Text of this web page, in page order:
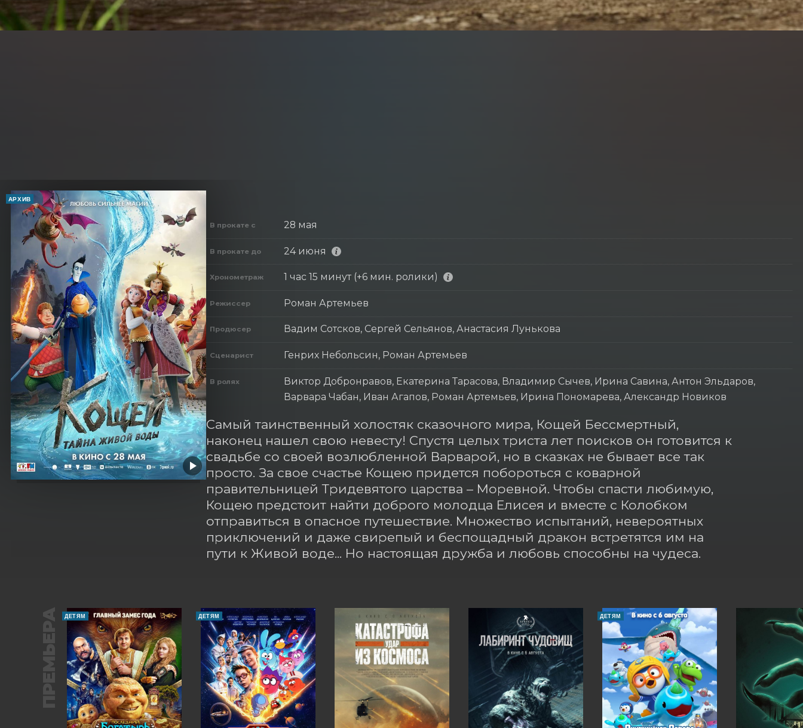
АРХИВ
В прокате с 28 мая
В прокате до 24 июня
Хронометраж 1 час 15 минут (+6 мин. ролики)
Режиссер Роман Артемьев
Продюсер Вадим Сотсков, Сергей Сельянов, Анастасия Лунькова
Сценарист Генрих Небольсин, Роман Артемьев
В ролях
Виктор Добронравов, Екатерина Тарасова, Владимир Сычев, Ирина Савина, Антон Эльдаров,
Варвара Чабан, Иван Агапов, Роман Артемьев, Ирина Пономарева, Александр Новиков
Самый таинственный холостяк сказочного мира, Кощей Бессмертный,
наконец нашел свою невесту! Спустя целых триста лет поисков он готовится к
свадьбе со своей возлюбленной Варварой, но в сказках не бывает все так
просто. За свое счастье Кощею придется побороться с коварной
правительницей Тридевятого царства – Моревной. Чтобы спасти любимую,
Кощею предстоит найти доброго молодца Елисея и вместе с Колобком
отправиться в опасное путешествие. Множество испытаний, невероятных
приключений и даже свирепый и беспощадный дракон встретятся им на
пути к Живой воде... Но настоящая дружба и любовь способны на чудеса.
ПРЕМЬЕРА ДЕТЯМ ДЕТЯМ ДЕТЯМ